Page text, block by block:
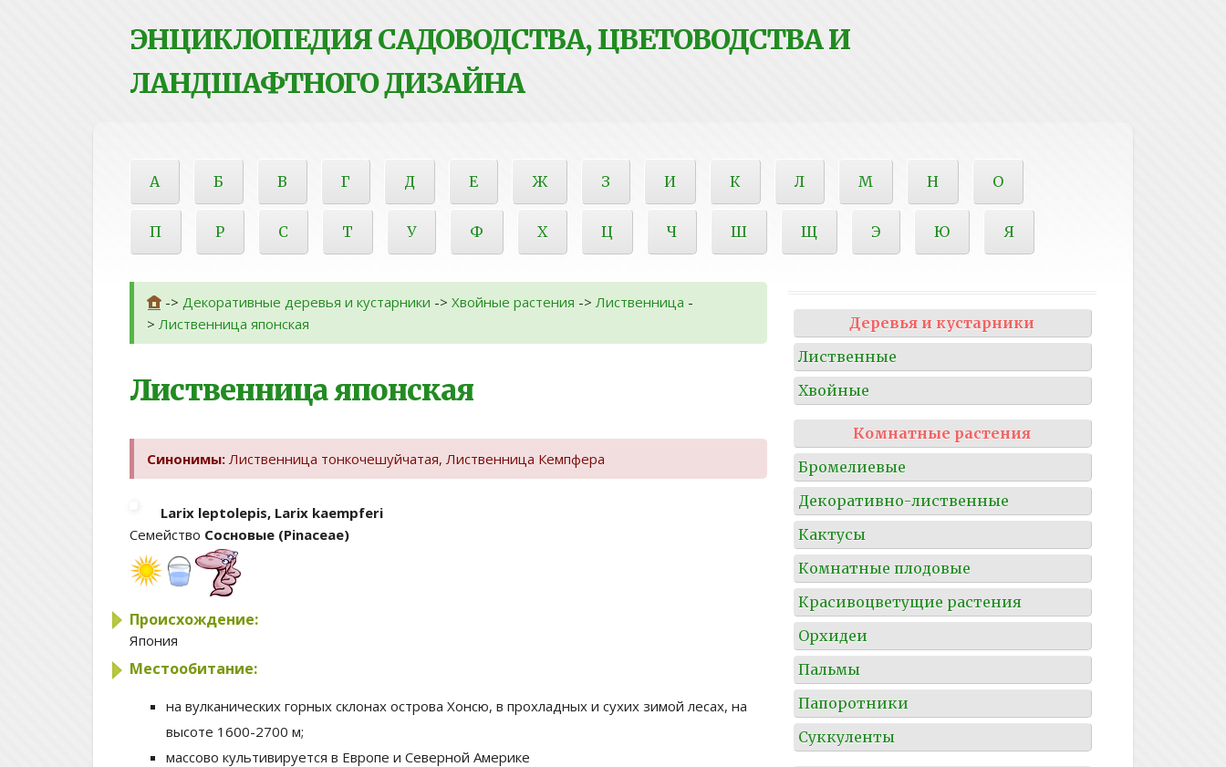
ЭНЦИКЛОПЕДИЯ САДОВОДСТВА, ЦВЕТОВОДСТВА И
ЛАНДШАФТНОГО ДИЗАЙНА
А Б В Г Д Е Ж З И К Л М Н О
П Р С Т У Ф Х Ц Ч Ш Щ Э Ю Я
-> Декоративные деревья и кустарники -> Хвойные растения -> Лиственница -
> Лиственница японская
Лиственница японская
Синонимы: Лиственница тонкочешуйчатая, Лиственница Кемпфера
Larix leptolepis, Larix kaempferi
Семейство Сосновые (Pinaceae)
Происхождение:
Япония
Местообитание:
на вулканических горных склонах острова Хонсю, в прохладных и сухих зимой лесах, на
высоте 1600-2700 м;
массово культивируется в Европе и Северной Америке
Деревья и кустарники
Лиственные
Хвойные
Комнатные растения
Бромелиевые
Декоративно-лиственные
Кактусы
Комнатные плодовые
Красивоцветущие растения
Орхидеи
Пальмы
Папоротники
Суккуленты